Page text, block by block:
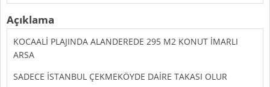
Açıklama
KOCAALİ PLAJINDA ALANDEREDE 295 M2 KONUT İMARLI
ARSA
SADECE İSTANBUL ÇEKMEKÖYDE DAİRE TAKASI OLUR